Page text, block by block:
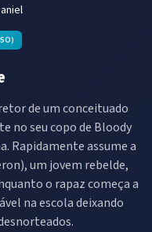
de um conceituado
no seu copo de Bloody
Rapidamente assume a
um jovem rebelde,
o rapaz começa a
na escola deixando